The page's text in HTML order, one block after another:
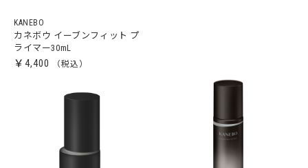
KANEBO
カネボウ イーブンフィット プ
ライマー30mL
￥4,400